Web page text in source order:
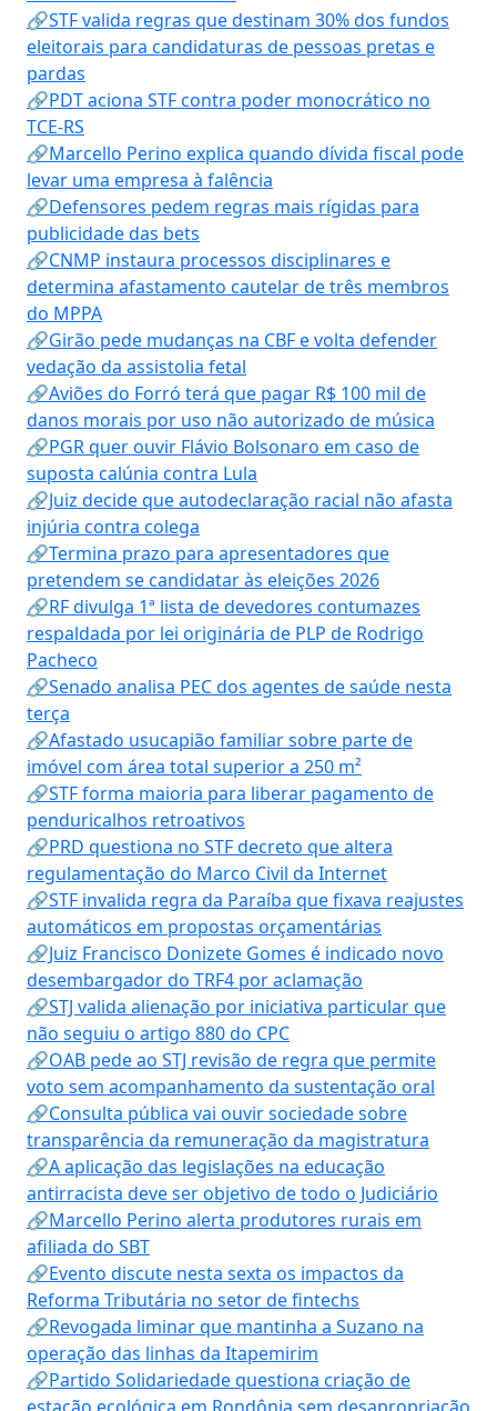
🔗STF valida regras que destinam 30% dos fundos
eleitorais para candidaturas de pessoas pretas e
pardas
🔗PDT aciona STF contra poder monocrático no
TCE-RS
🔗Marcello Perino explica quando dívida fiscal pode
levar uma empresa à falência
🔗Defensores pedem regras mais rígidas para
publicidade das bets
🔗CNMP instaura processos disciplinares e
determina afastamento cautelar de três membros
do MPPA
🔗Girão pede mudanças na CBF e volta defender
vedação da assistolia fetal
🔗Aviões do Forró terá que pagar R$ 100 mil de
danos morais por uso não autorizado de música
🔗PGR quer ouvir Flávio Bolsonaro em caso de
suposta calúnia contra Lula
🔗Juiz decide que autodeclaração racial não afasta
injúria contra colega
🔗Termina prazo para apresentadores que
pretendem se candidatar às eleições 2026
🔗RF divulga 1ª lista de devedores contumazes
respaldada por lei originária de PLP de Rodrigo
Pacheco
🔗Senado analisa PEC dos agentes de saúde nesta
terça
🔗Afastado usucapião familiar sobre parte de
imóvel com área total superior a 250 m²
🔗STF forma maioria para liberar pagamento de
penduricalhos retroativos
🔗PRD questiona no STF decreto que altera
regulamentação do Marco Civil da Internet
🔗STF invalida regra da Paraíba que fixava reajustes
automáticos em propostas orçamentárias
🔗Juiz Francisco Donizete Gomes é indicado novo
desembargador do TRF4 por aclamação
🔗STJ valida alienação por iniciativa particular que
não seguiu o artigo 880 do CPC
🔗OAB pede ao STJ revisão de regra que permite
voto sem acompanhamento da sustentação oral
🔗Consulta pública vai ouvir sociedade sobre
transparência da remuneração da magistratura
🔗A aplicação das legislações na educação
antirracista deve ser objetivo de todo o Judiciário
🔗Marcello Perino alerta produtores rurais em
afiliada do SBT
🔗Evento discute nesta sexta os impactos da
Reforma Tributária no setor de fintechs
🔗Revogada liminar que mantinha a Suzano na
operação das linhas da Itapemirim
🔗Partido Solidariedade questiona criação de